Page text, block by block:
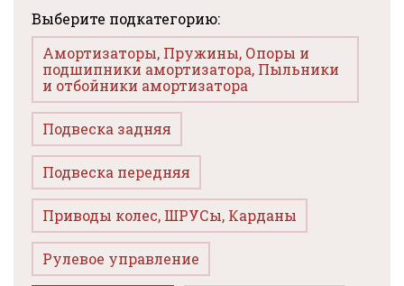
Выберите подкатегорию:
Амортизаторы, Пружины, Опоры и
подшипники амортизатора, Пыльники
и отбойники амортизатора
Подвеска задняя
Подвеска передняя
Приводы колес, ШРУСы, Карданы
Рулевое управление